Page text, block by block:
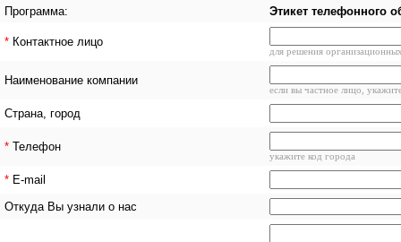
Программа: Этикет телефонного
* Контактное лицо
для решения
Наименование компании
если вы частное лицо,
Страна, город
* Телефон
укажите код города
* E-mail
Откуда Вы узнали о нас